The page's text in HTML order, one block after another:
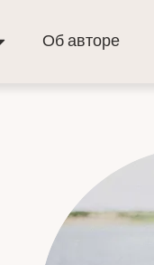
Об авторе